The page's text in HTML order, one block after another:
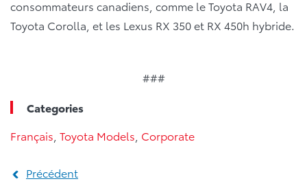
consommateurs canadiens, comme le Toyota RAV4, la
Toyota Corolla, et les Lexus RX 350 et RX 450h hybride.
###
Categories
Français Toyota Models Corporate
Précédent